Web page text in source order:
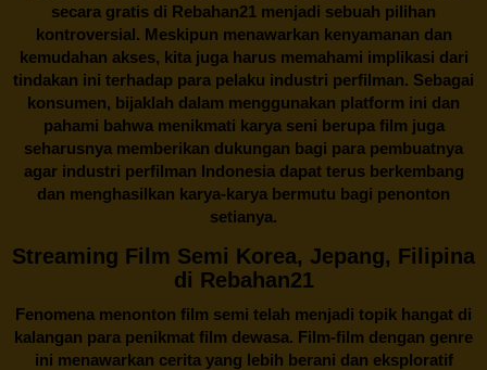
secara gratis di Rebahan21 menjadi sebuah pilihan
kontroversial. Meskipun menawarkan kenyamanan dan
kemudahan akses, kita juga harus memahami implikasi dari
tindakan ini terhadap para pelaku industri perfilman. Sebagai
konsumen, bijaklah dalam menggunakan platform ini dan
pahami bahwa menikmati karya seni berupa film juga
seharusnya memberikan dukungan bagi para pembuatnya
agar industri perfilman Indonesia dapat terus berkembang
dan menghasilkan karya-karya bermutu bagi penonton
setianya.
Streaming Film Semi Korea, Jepang, Filipina
di Rebahan21
Fenomena menonton film semi telah menjadi topik hangat di
kalangan para penikmat film dewasa. Film-film dengan genre
ini menawarkan cerita yang lebih berani dan eksploratif